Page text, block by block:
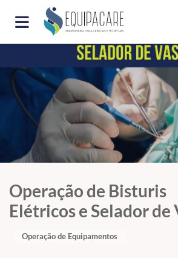
Operação de Bisturis
Elétricos e Selador de
Operação de Equipamentos